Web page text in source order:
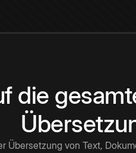
die
Übersetzung von Text,